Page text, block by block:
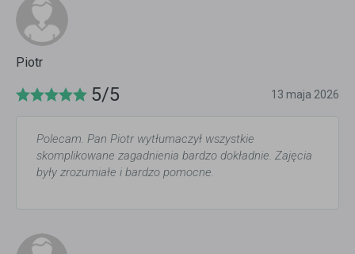
Piotr
5/5 13 maja 2026
Polecam. Pan Piotr wytłumaczył wszystkie
skomplikowane zagadnienia bardzo dokładnie. Zajęcia
były zrozumiałe i bardzo pomocne.